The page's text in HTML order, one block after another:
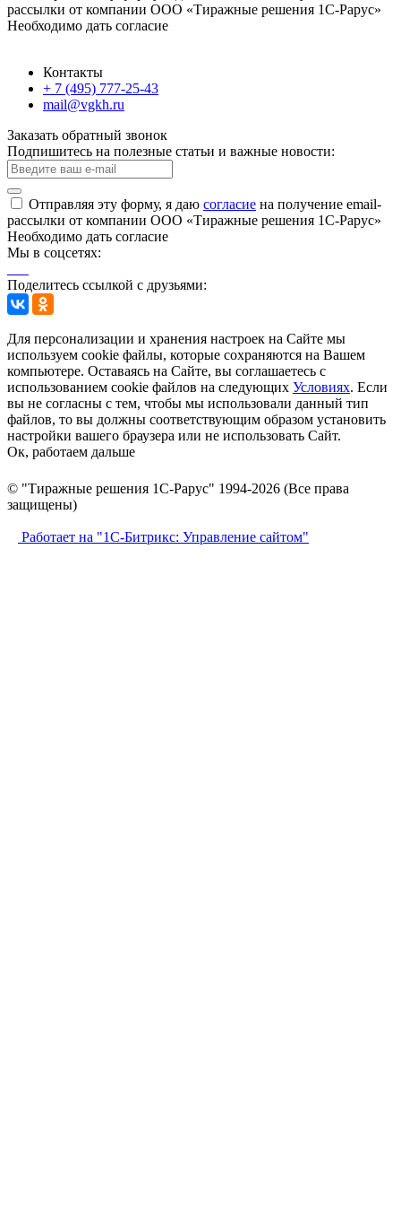
рассылки от компании ООО «Тиражные решения 1С-Рарус»
Необходимо дать согласие
Контакты
+ 7 (495) 777-25-43
mail@vgkh.ru
Заказать обратный звонок
Подпишитесь на полезные статьи и важные новости:
Отправляя эту форму, я даю согласие на получение email-
рассылки от компании ООО «Тиражные решения 1С-Рарус»
Необходимо дать согласие
Мы в соцсетях:
Поделитесь ссылкой с друзьями:
Для персонализации и хранения настроек на Сайте мы
используем cookie файлы, которые сохраняются на Вашем
компьютере. Оставаясь на Сайте, вы соглашаетесь с
использованием cookie файлов на следующих Условиях. Если
вы не согласны с тем, чтобы мы использовали данный тип
файлов, то вы должны соответствующим образом установить
настройки вашего браузера или не использовать Сайт.
Ок, работаем дальше
© "Тиражные решения 1С-Рарус" 1994-2026 (Все права
защищены)
Работает на "1С-Битрикс: Управление сайтом"